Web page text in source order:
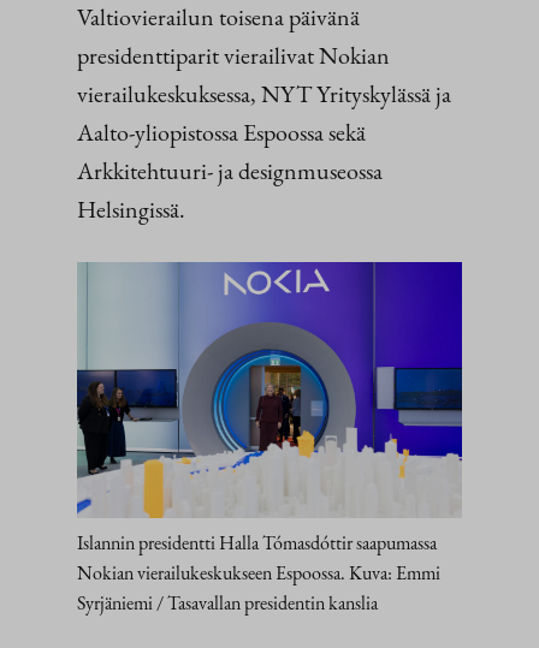
Valtiovierailun toisena päivänä
presidenttiparit vierailivat Nokian
vierailukeskuksessa, NYT Yrityskylässä ja
Aalto-yliopistossa Espoossa sekä
Arkkitehtuuri- ja designmuseossa
Helsingissä.
Islannin presidentti Halla Tómasdóttir saapumassa
Nokian vierailukeskukseen Espoossa. Kuva: Emmi
Syrjäniemi / Tasavallan presidentin kanslia